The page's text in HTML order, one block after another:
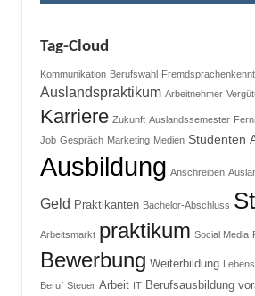
Tag-Cloud
Kommunikation Berufswahl
Auslandspraktikum Arbeitnehmer
Karriere Zukunft Auslandssemester
Job Gespräch Marketing Medien Studenten
Ausbildung Anschreiben
Geld Praktikanten Bachelor-Abschluss
Arbeitsmarkt praktikum Social Media
Bewerbung Weiterbildung
Beruf Steuer Arbeit IT Berufsausbildung